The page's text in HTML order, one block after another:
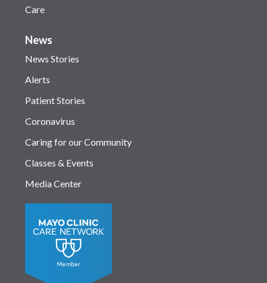
Care
News
News Stories
Alerts
Patient Stories
Coronavirus
Caring for our Community
Classes & Events
Media Center